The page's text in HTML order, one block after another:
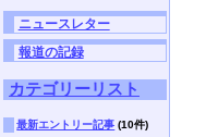
ニュースレター
報道の記録
カテゴリーリスト
最新エントリー記事 (10件)